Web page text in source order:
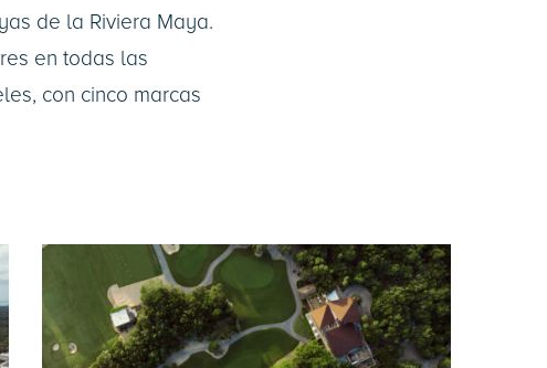
de la Riviera Maya.
en todas las
con cinco marcas